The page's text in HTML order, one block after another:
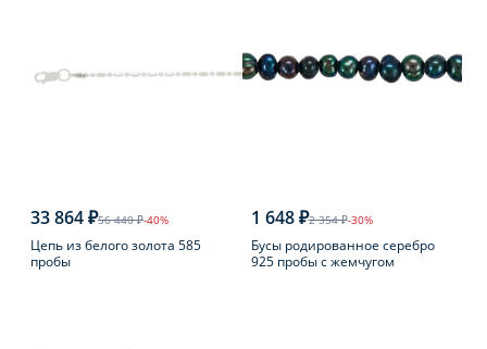
33 864 ₽56 440 ₽-40%
Цепь из белого золота 585
пробы
1 648 ₽2 354 ₽-30%
Бусы родированное серебро
925 пробы с жемчугом